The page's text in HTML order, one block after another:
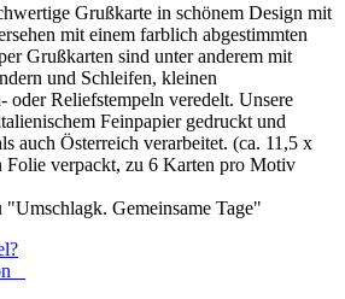
Grußkarte in schönem Design mit
mit einem farblich abgestimmten
Grußkarten sind unter anderem mit
und Schleifen, kleinen
oder Reliefstempeln veredelt. Unsere
Feinpapier gedruckt und
auch Österreich verarbeitet. (ca. 11,5 x
Folie verpackt, zu 6 Karten pro Motiv
Gemeinsame Tage"
_